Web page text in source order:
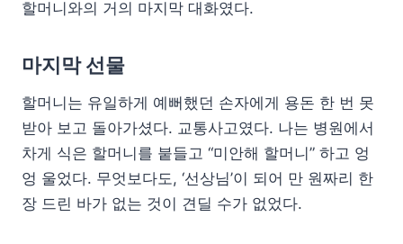
할머니와의 거의 마지막 대화였다.
마지막 선물
할머니는 유일하게 예뻐했던 손자에게 용돈 한 번 못
받아 보고 돌아가셨다. 교통사고였다. 나는 병원에서
차게 식은 할머니를 붙들고 “미안해 할머니” 하고 엉
엉 울었다. 무엇보다도, ‘선상님’이 되어 만 원짜리 한
장 드린 바가 없는 것이 견딜 수가 없었다.